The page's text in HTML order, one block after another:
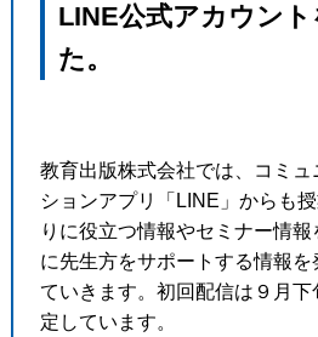
LINE公式アカウン
た。
教育出版株式会社では、コミュ
ションアプリ「LINE」からも授
りに役立つ情報やセミナー情報
に先生方をサポートする情報を
ていきます。初回配信は９月下
定しています。